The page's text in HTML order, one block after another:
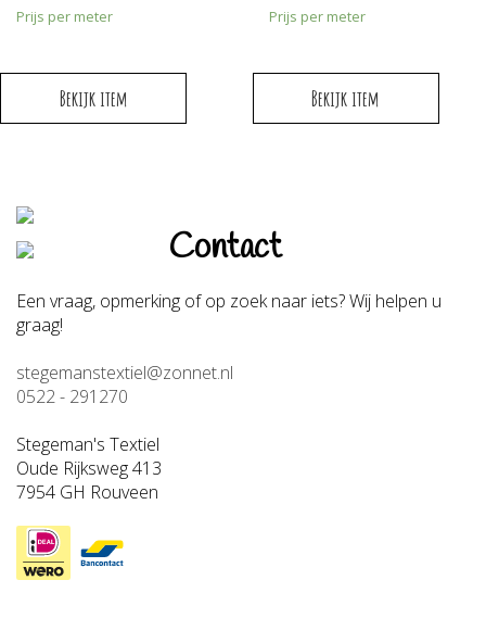
Prijs per meter
Bekijk item
Prijs per meter
Bekijk item
Contact
Een vraag, opmerking of op zoek naar iets? Wij helpen u
graag!
stegemanstextiel@zonnet.nl
0522 - 291270
Stegeman's Textiel
Oude Rijksweg 413
7954 GH Rouveen